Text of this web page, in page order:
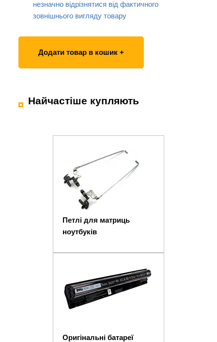
незначно відрізнятися від фактичного
зовнішнього вигляду товару
Додати товар в кошик +
Найчастіше купляють
Петлі для матриць
ноутбуків
Оригінальні батареї